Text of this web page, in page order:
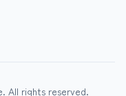
All rights reserved.